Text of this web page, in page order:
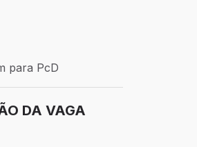
Presencial
PcD
para PcD
DA VAGA